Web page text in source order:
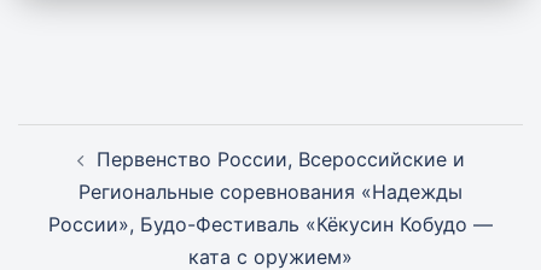
записиПервенство России, Всероссийские и
Региональные соревнования «Надежды
России», Будо-Фестиваль «Кёкусин Кобудо —
ката с оружием»